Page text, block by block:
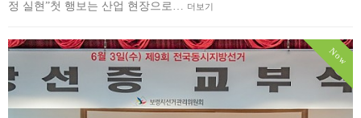
정 실현”첫 행보는 산업 현장으로… 더보기
Now